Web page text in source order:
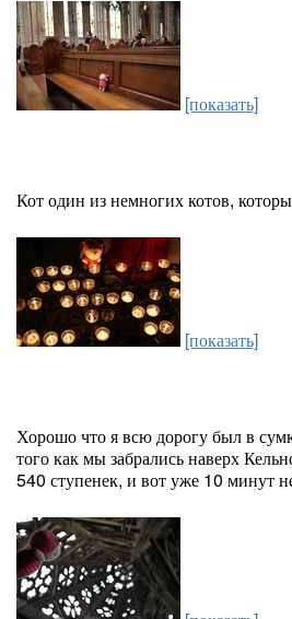
[показать]
Кот один из немногих котов,
[показать]
Хорошо что я всю дорогу был в
того как мы забрались наверх
540 ступенек, и вот уже 10 минут